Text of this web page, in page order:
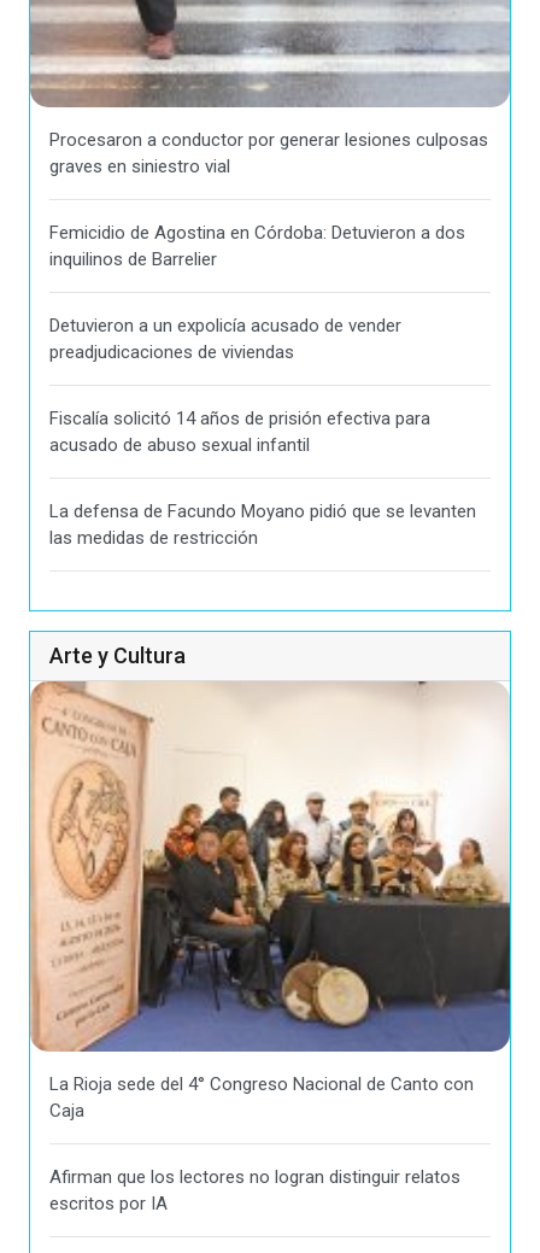
Procesaron a conductor por generar lesiones culposas
graves en siniestro vial
Femicidio de Agostina en Córdoba: Detuvieron a dos
inquilinos de Barrelier
Detuvieron a un expolicía acusado de vender
preadjudicaciones de viviendas
Fiscalía solicitó 14 años de prisión efectiva para
acusado de abuso sexual infantil
La defensa de Facundo Moyano pidió que se levanten
las medidas de restricción
Arte y Cultura
La Rioja sede del 4° Congreso Nacional de Canto con
Caja
Afirman que los lectores no logran distinguir relatos
escritos por IA